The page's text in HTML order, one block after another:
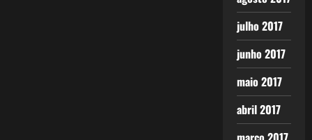
julho 2017
junho 2017
maio 2017
abril 2017